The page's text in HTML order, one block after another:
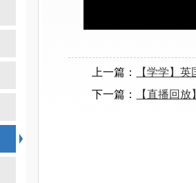
上一篇：
【学学】
下一篇：
【直播回